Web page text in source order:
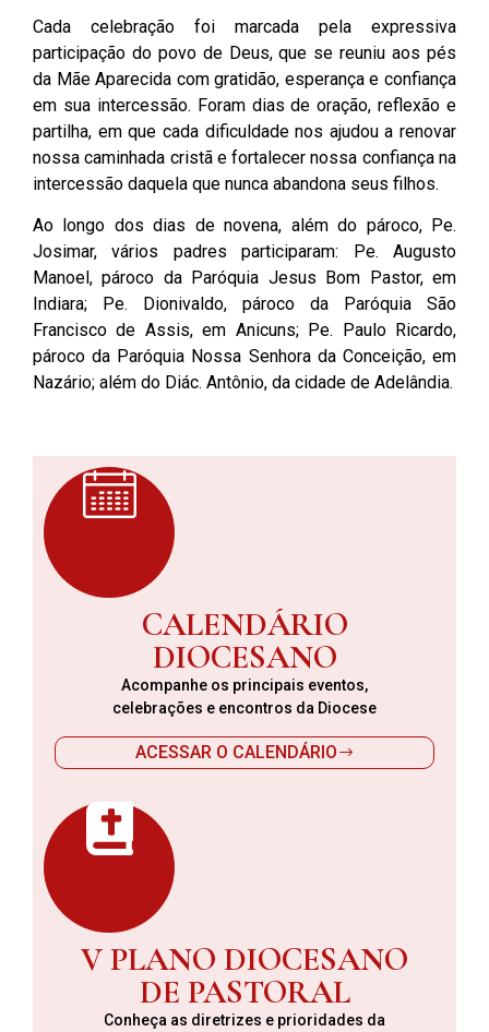
Cada celebração foi marcada pela expressiva
participação do povo de Deus, que se reuniu aos pés
da Mãe Aparecida com gratidão, esperança e confiança
em sua intercessão. Foram dias de oração, reflexão e
partilha, em que cada dificuldade nos ajudou a renovar
nossa caminhada cristã e fortalecer nossa confiança na
intercessão daquela que nunca abandona seus filhos.
Ao longo dos dias de novena, além do pároco, Pe.
Josimar, vários padres participaram: Pe. Augusto
Manoel, pároco da Paróquia Jesus Bom Pastor, em
Indiara; Pe. Dionivaldo, pároco da Paróquia São
Francisco de Assis, em Anicuns; Pe. Paulo Ricardo,
pároco da Paróquia Nossa Senhora da Conceição, em
Nazário; além do Diác. Antônio, da cidade de Adelândia.
CALENDÁRIO
DIOCESANO
Acompanhe os principais eventos,
celebrações e encontros da Diocese
ACESSAR O CALENDÁRIO
V PLANO DIOCESANO
DE PASTORAL
Conheça as diretrizes e prioridades da